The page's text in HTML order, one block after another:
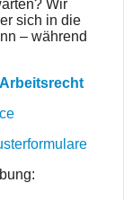
Wir
sich in die
– während